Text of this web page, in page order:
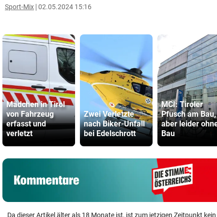
Sport-Mix 02.05.2024 15:16
Mädchen in Tirol
von Fahrzeug
erfasst und
verletzt
Zwei Verletzte
nach Biker-Unfall
bei Edelschrott
MCI: Tiroler
Pfusch am Bau,
aber leider
Bau
Da dieser Artikel älter als 18 Monate ist, ist zum jetzigen Zeitpunkt